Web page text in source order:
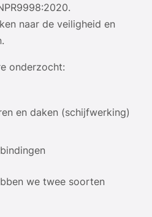
naar de veiligheid en
onderzocht:
en daken (schijfwerking)
we twee soorten